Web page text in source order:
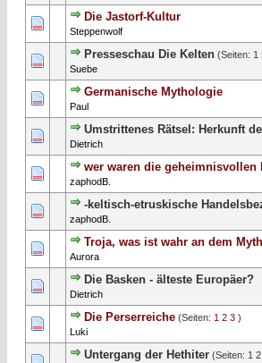
Die Jastorf-Kultur
Steppenwolf
0 Bewertung(en) - 0 von 5
Presseschau Die Kelten (Seiten: 1
Suebe
0 Bewertung(en) - 0 von 5
12345
Germanische Mythologie
Paul
0 Bewertung(en) - 0 von 5
1
Umstrittenes Rätsel: Herkunft
Dietrich
0 Bewertung(en) - 0 von 5
1234 5
wer waren die geheimnisvollen
zaphodB.
0 Bewertung(en) - 0 von 5
12345
-keltisch-etruskische
zaphodB.
2 Bewertung(en) - 3 von 5
12345
Troja, was ist wahr an dem
Aurora
0 Bewertung(en) - 0 von 5
12 345
Die Basken - älteste Europäer?
Dietrich
0 Bewertung(en) - 0 von 5
1234 5
Die Perserreiche (Seiten: 1 2 3 )
Luki
1 Bewertung(en) - 5
1234
Untergang der Hethiter (Seiten: 1 2